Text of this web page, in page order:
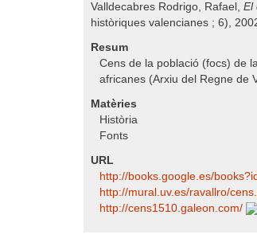
Valldecabres Rodrigo, Rafael, El
històriques valencianes ; 6),
Resum
Cens de la població (focs) de
africanes (Arxiu del Regne de
Matèries
Història
Fonts
URL
http:/​/​books.google.es/​
http:/​/​mural.uv.es/​ravallro/​
http:/​/​cens1510.galeon.com/​